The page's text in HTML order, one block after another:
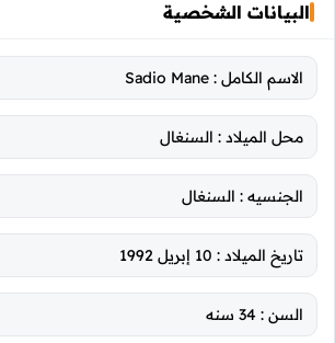
البيانات الشخصية
الاسم الكامل : Sadio Mane
محل الميلاد : السنغال
الجنسيه : السنغال
تاريخ الميلاد : 10 إبريل 1992
السن : 34 سنه